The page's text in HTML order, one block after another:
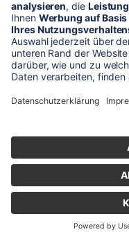
* Alle Preise verstehen
Unser Shop-
** LP =
Mitarbeitern bearbeitet.
eine
Produktabbildungen von
der vorrätigen Ware -
© 2026